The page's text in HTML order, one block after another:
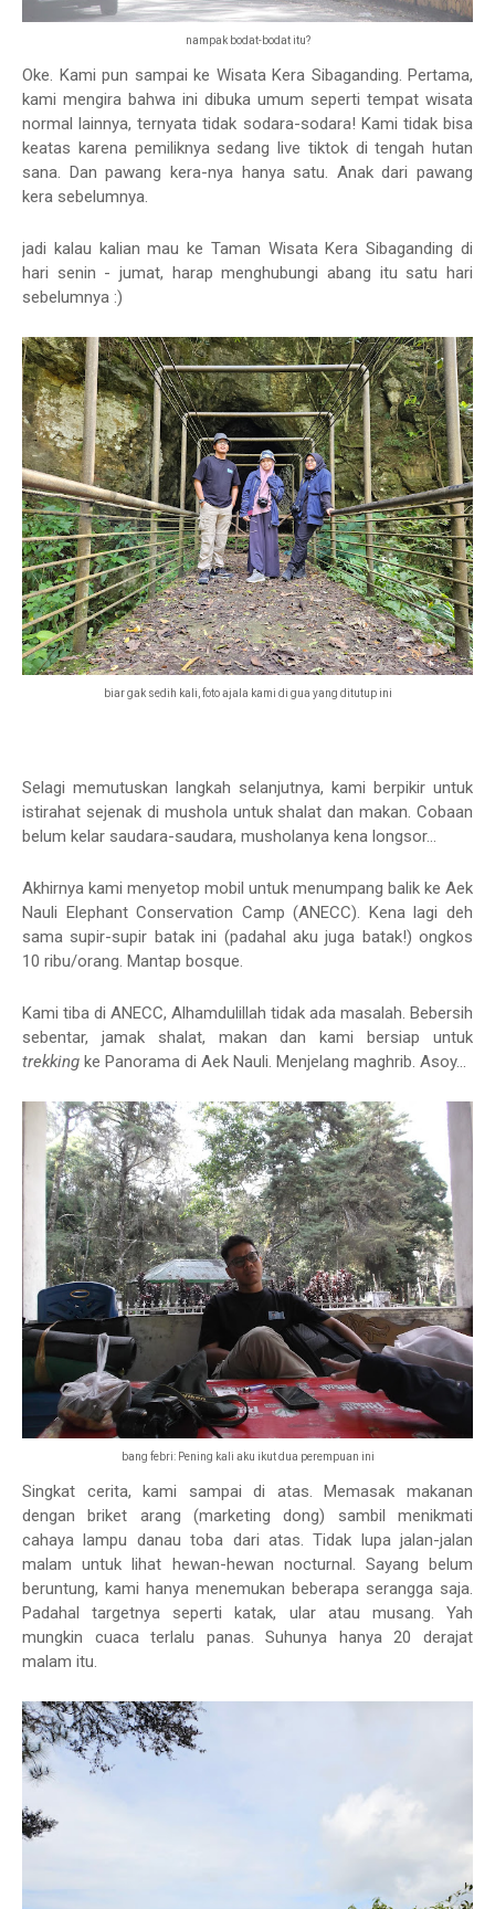
nampak bodat-bodat itu?
Oke. Kami pun sampai ke Wisata Kera Sibaganding. Pertama,
kami mengira bahwa ini dibuka umum seperti tempat wisata
normal lainnya, ternyata tidak sodara-sodara! Kami tidak bisa
keatas karena pemiliknya sedang live tiktok di tengah hutan
sana. Dan pawang kera-nya hanya satu. Anak dari pawang
kera sebelumnya.
jadi kalau kalian mau ke Taman Wisata Kera Sibaganding di
hari senin - jumat, harap menghubungi abang itu satu hari
sebelumnya :)
biar gak sedih kali, foto ajala kami di gua yang ditutup ini
Selagi memutuskan langkah selanjutnya, kami berpikir untuk
istirahat sejenak di mushola untuk shalat dan makan. Cobaan
belum kelar saudara-saudara, musholanya kena longsor...
Akhirnya kami menyetop mobil untuk menumpang balik ke Aek
Nauli Elephant Conservation Camp (ANECC). Kena lagi deh
sama supir-supir batak ini (padahal aku juga batak!) ongkos
10 ribu/orang. Mantap bosque.
Kami tiba di ANECC, Alhamdulillah tidak ada masalah. Bebersih
sebentar, jamak shalat, makan dan kami bersiap untuk
trekking ke Panorama di Aek Nauli. Menjelang maghrib. Asoy...
bang febri: Pening kali aku ikut dua perempuan ini
Singkat cerita, kami sampai di atas. Memasak makanan
dengan briket arang (marketing dong) sambil menikmati
cahaya lampu danau toba dari atas. Tidak lupa jalan-jalan
malam untuk lihat hewan-hewan nocturnal. Sayang belum
beruntung, kami hanya menemukan beberapa serangga saja.
Padahal targetnya seperti katak, ular atau musang. Yah
mungkin cuaca terlalu panas. Suhunya hanya 20 derajat
malam itu.